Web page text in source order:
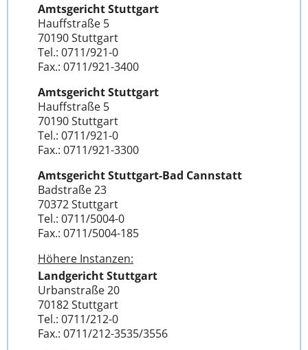
Amtsgericht Stuttgart
Hauffstraße 5
70190 Stuttgart
Tel.: 0711/921-0
Fax.: 0711/921-3400
Amtsgericht Stuttgart
Hauffstraße 5
70190 Stuttgart
Tel.: 0711/921-0
Fax.: 0711/921-3300
Amtsgericht Stuttgart-Bad Cannstatt
Badstraße 23
70372 Stuttgart
Tel.: 0711/5004-0
Fax.: 0711/5004-185
Höhere Instanzen:
Landgericht Stuttgart
Urbanstraße 20
70182 Stuttgart
Tel.: 0711/212-0
Fax.: 0711/212-3535/3556